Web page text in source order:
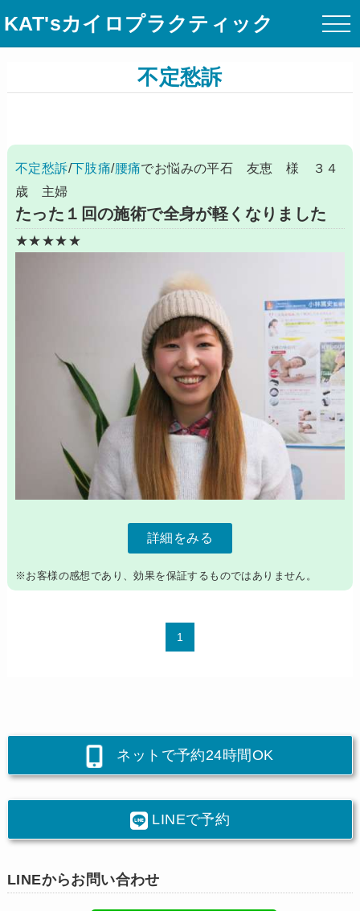
KAT'sカイロプラクティック
不定愁訴
不定愁訴/下肢痛/腰痛でお悩みの平石 友恵 様 ３４
歳 主婦
たった１回の施術で全身が軽くなりました
★★★★★
詳細をみる
※お客様の感想であり、効果を保証するものではありません。
1
ネットで予約24時間OK
LINEで予約
LINEからお問い合わせ